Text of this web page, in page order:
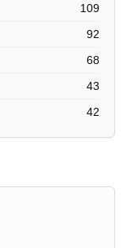
109
92
68
43
42